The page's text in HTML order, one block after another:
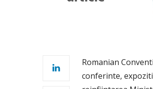
Romanian
conferinte,